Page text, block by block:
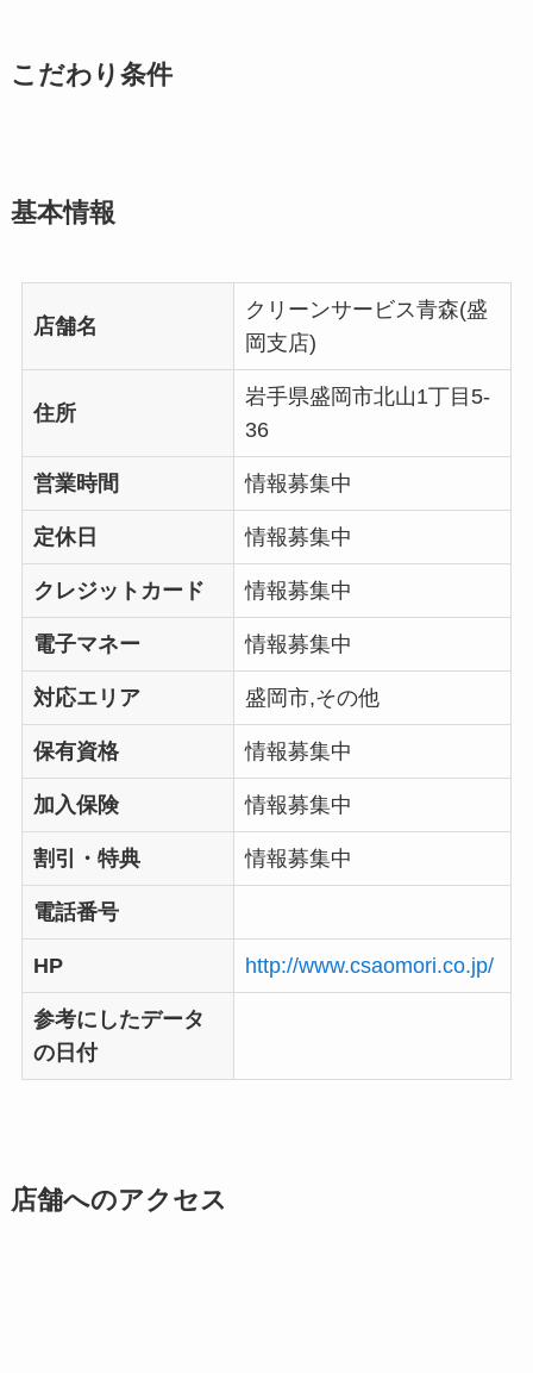
こだわり条件
基本情報
店舗名
クリーンサービス青森(盛
岡支店)
住所
岩手県盛岡市北山1丁目5-
36
営業時間 情報募集中
定休日 情報募集中
クレジットカード 情報募集中
電子マネー 情報募集中
対応エリア 盛岡市,その他
保有資格 情報募集中
加入保険 情報募集中
割引・特典 情報募集中
電話番号
HP http://www.csaomori.co.jp/
参考にしたデータ
の日付
店舗へのアクセス